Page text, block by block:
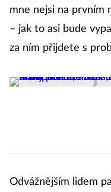
mne nejsi na prvním
– jak to asi bude
za ním přijdete s
Odvážnějším lidem